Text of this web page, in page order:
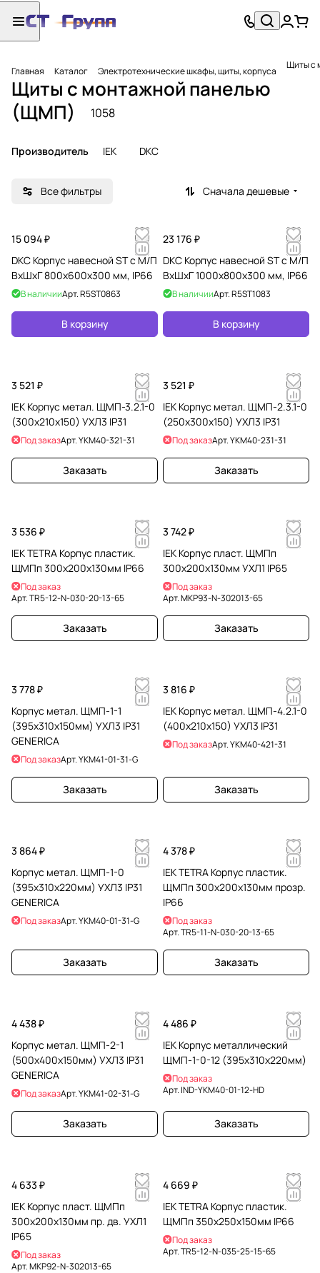
Главная Каталог Электротехнические шкафы, щиты, корпуса Щиты с
Щиты с монтажной панелью
(ЩМП)
1058
Производитель IEK DKC
Все фильтры Сначала дешевые
15 094 ₽
DKC Корпус навесной ST с М/П
ВxШxГ 800x600x300 мм, IP66
В наличииАрт.R5ST0863
В корзину
23 176 ₽
DKC Корпус навесной ST с М/П
ВxШxГ 1000x800x300 мм, IP66
В наличииАрт.R5ST1083
В корзину
3 521 ₽
IEK Корпус метал. ЩМП-3.2.1-0
(300х210х150) УХЛ3 IP31
Под заказАрт.YKM40-321-31
Заказать
3 521 ₽
IEK Корпус метал. ЩМП-2.3.1-0
(250х300х150) УХЛ3 IP31
Под заказАрт.YKM40-231-31
Заказать
3 536 ₽
IEK TETRA Корпус пластик.
ЩМПп 300х200х130мм IP66
Под заказ
Арт.TR5-12-N-030-20-13-65
Заказать
3 742 ₽
IEK Корпус пласт. ЩМПп
300х200х130мм УХЛ1 IP65
Под заказ
Арт.MKP93-N-302013-65
Заказать
3 778 ₽
Корпус метал. ЩМП-1-1
(395х310х150мм) УХЛ3 IP31
GENERICA
Под заказАрт.YKM41-01-31-G
Заказать
3 816 ₽
IEK Корпус метал. ЩМП-4.2.1-0
(400х210х150) УХЛ3 IP31
Под заказАрт.YKM40-421-31
Заказать
3 864 ₽
Корпус метал. ЩМП-1-0
(395х310х220мм) УХЛ3 IP31
GENERICA
Под заказАрт.YKM40-01-31-G
Заказать
4 378 ₽
IEK TETRA Корпус пластик.
ЩМПп 300х200х130мм прозр.
IP66
Под заказ
Арт.TR5-11-N-030-20-13-65
Заказать
4 438 ₽
Корпус метал. ЩМП-2-1
(500х400х150мм) УХЛ3 IP31
GENERICA
Под заказАрт.YKM41-02-31-G
Заказать
4 486 ₽
IEK Корпус металлический
ЩМП-1-0-12 (395х310х220мм)
Под заказ
Арт. IND-YKM40-01-12-HD
Заказать
4 633 ₽
IEK Корпус пласт. ЩМПп
300х200х130мм пр. дв. УХЛ1
IP65
Под заказ
Арт.MKP92-N-302013-65
4 669 ₽
IEK TETRA Корпус пластик.
ЩМПп 350х250х150мм IP66
Под заказ
Арт.TR5-12-N-035-25-15-65